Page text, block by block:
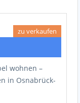
zu verkaufen
wohnen –
in Osnabrück-